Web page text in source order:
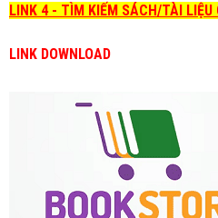
LINK 4 - TÌM KIẾM SÁCH/TÀI
LINK DOWNLOAD